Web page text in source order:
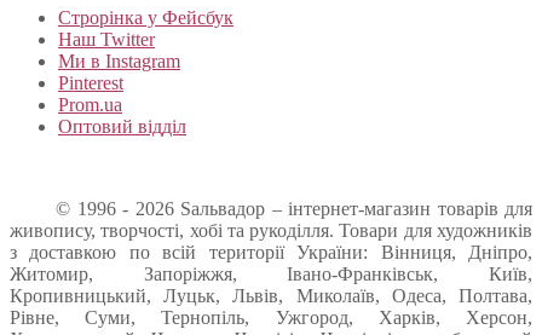
Строрінка у Фейсбук
Наш Twitter
Ми в Instagram
Pinterest
Prom.ua
Оптовий відділ
© 1996 - 2026 Sальвадор – інтернет-магазин товарів для
живопису, творчості, хобі та рукоділля. Товари для художників
з доставкою по всій території України: Вінниця, Дніпро,
Житомир, Запоріжжя, Івано-Франківськ, Київ,
Кропивницький, Луцьк, Львів, Миколаїв, Одеса, Полтава,
Рівне, Суми, Тернопіль, Ужгород, Харків, Херсон,